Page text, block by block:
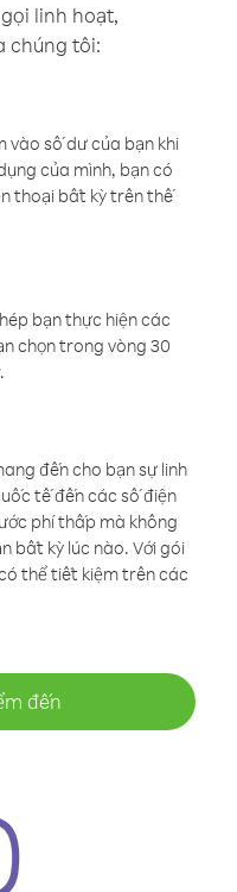
linh hoạt,
chúng tôi:
vào số dư của bạn khi
của mình, bạn có
thoại bất kỳ trên thế
bạn thực hiện các
chọn trong vòng 30
đến cho bạn sự linh
tế đến các số điện
phí thấp mà không
bất kỳ lúc nào. Với gói
thể tiết kiệm trên các
đến